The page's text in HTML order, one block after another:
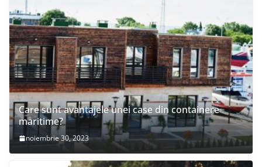
Care sunt avantajele unei case din containere
maritime?
noiembrie 30, 2023